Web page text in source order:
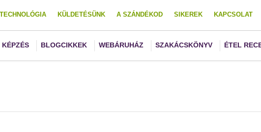
TECHNOLÓGIA KÜLDETÉSÜNK A SZÁNDÉKOD SIKEREK KAPCSOLAT
KÉPZÉS BLOGCIKKEK WEBÁRUHÁZ SZAKÁCSKÖNYV ÉTEL